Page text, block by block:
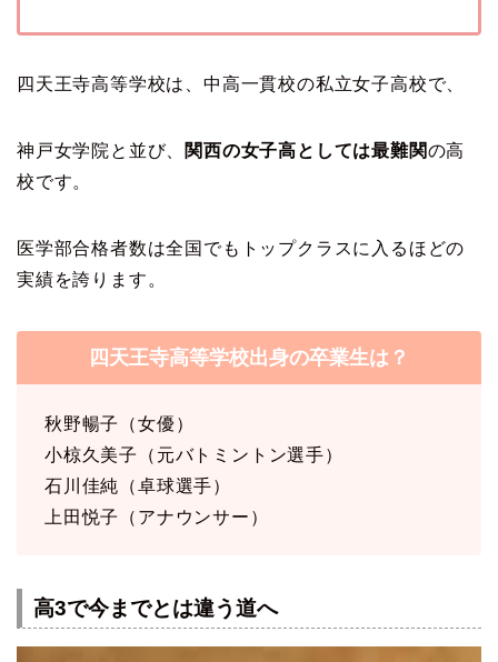
四天王寺高等学校は、中高一貫校の私立女子高校で、
神戸女学院と並び、 関西の女子高としては最難関の高
校です。
医学部合格者数は全国でもトップクラスに入るほどの
実績を誇ります。
四天王寺高等学校出身の卒業生は？
秋野暢子（女優）
小椋久美子（元バトミントン選手）
石川佳純（卓球選手）
上田悦子（アナウンサー）
高3で今までとは違う道へ